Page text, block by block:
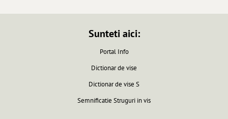
Sunteti aici:
Portal Info
Dictionar de vise
Dictionar de vise S
Semnificatie Struguri in vis